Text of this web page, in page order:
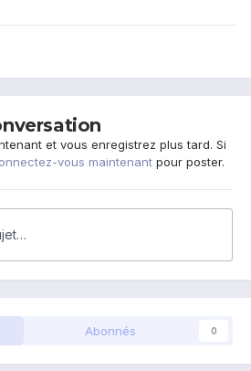
et vous enregistrez plus tard. Si
vous maintenant pour poster.
Abonnés 0